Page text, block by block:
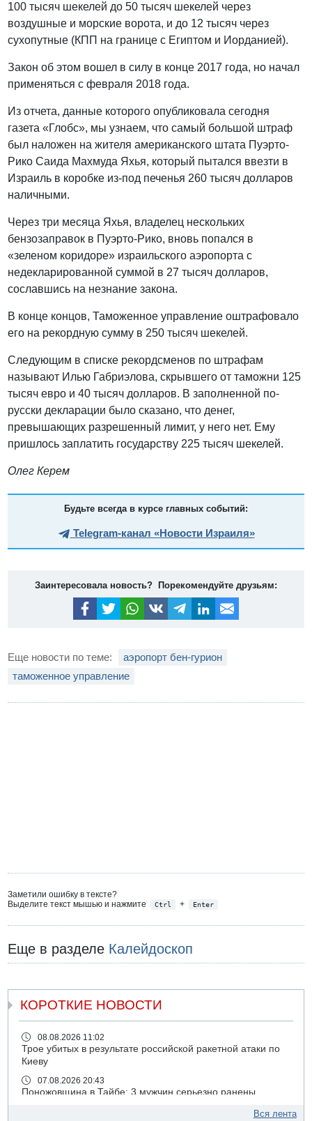
100 тысяч шекелей до 50 тысяч шекелей через
воздушные и морские ворота, и до 12 тысяч через
сухопутные (КПП на границе с Египтом и Иорданией).
Закон об этом вошел в силу в конце 2017 года, но начал
применяться с февраля 2018 года.
Из отчета, данные которого опубликовала сегодня
газета «Глобс», мы узнаем, что самый большой штраф
был наложен на жителя американского штата Пуэрто-
Рико Саида Махмуда Яхья, который пытался ввезти в
Израиль в коробке из-под печенья 260 тысяч долларов
наличными.
Через три месяца Яхья, владелец нескольких
бензозаправок в Пуэрто-Рико, вновь попался в
«зеленом коридоре» израильского аэропорта с
недекларированной суммой в 27 тысяч долларов,
сославшись на незнание закона.
В конце концов, Таможенное управление оштрафовало
его на рекордную сумму в 250 тысяч шекелей.
Следующим в списке рекордсменов по штрафам
называют Илью Габриэлова, скрывшего от таможни 125
тысяч евро и 40 тысяч долларов. В заполненной по-
русски декларации было сказано, что денег,
превышающих разрешенный лимит, у него нет. Ему
пришлось заплатить государству 225 тысяч шекелей.
Олег Керем
Будьте всегда в курсе главных событий:
Telegram-канал «Новости Израиля»
Заинтересовала новость? Порекомендуйте друзьям:
Еще новости по теме:
аэропорт бен-гурион
таможенное управление
Заметили ошибку в тексте?
Выделите текст мышью и нажмите
Ctrl + Enter
Еще в разделе Калейдоскоп
КОРОТКИЕ НОВОСТИ
08.08.2026 11:02
Трое убитых в результате российской ракетной атаки по
Киеву
07.08.2026 20:43
Поножовщина в Тайбе: 3 мужчин серьезно ранены
Вся лента